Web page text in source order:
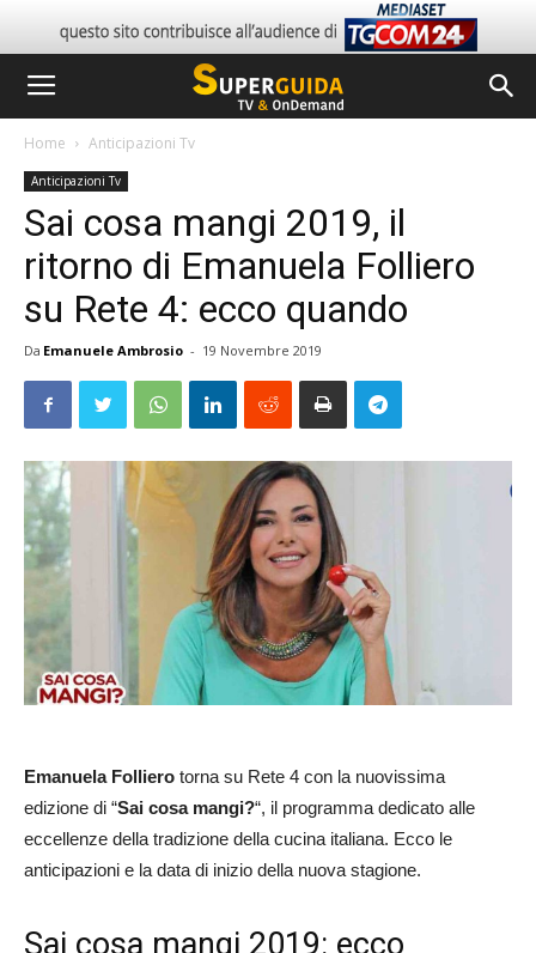
Home Anticipazioni Tv
Anticipazioni Tv
Sai cosa mangi 2019, il
ritorno di Emanuela Folliero
su Rete 4: ecco quando
Da Emanuele Ambrosio - 19 Novembre 2019
Emanuela Folliero torna su Rete 4 con la nuovissima
edizione di “Sai cosa mangi?“, il programma dedicato alle
eccellenze della tradizione della cucina italiana. Ecco le
anticipazioni e la data di inizio della nuova stagione.
Sai cosa mangi 2019: ecco